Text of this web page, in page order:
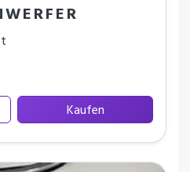
Kaufen